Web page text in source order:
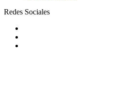
Redes Sociales